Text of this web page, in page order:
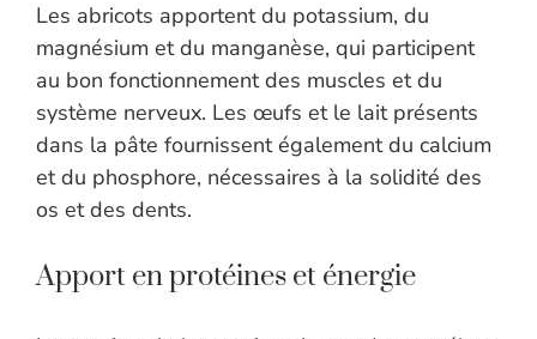
Les abricots apportent du potassium, du
magnésium et du manganèse, qui participent
au bon fonctionnement des muscles et du
système nerveux. Les œufs et le lait présents
dans la pâte fournissent également du calcium
et du phosphore, nécessaires à la solidité des
os et des dents.
Apport en protéines et énergie